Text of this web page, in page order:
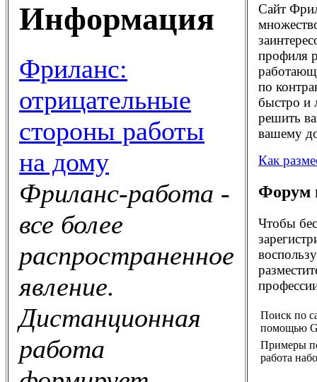
Информация
Фриланс:
отрицательные
стороны работы
на дому
Фриланс-работа -
все более
распространенное
явление.
Дистанционная
работа
Сайт
профиля
по
быстро и
решить
вашему
Как
Форум
Чтобы
Поиск по
помощью
Примеры
работа